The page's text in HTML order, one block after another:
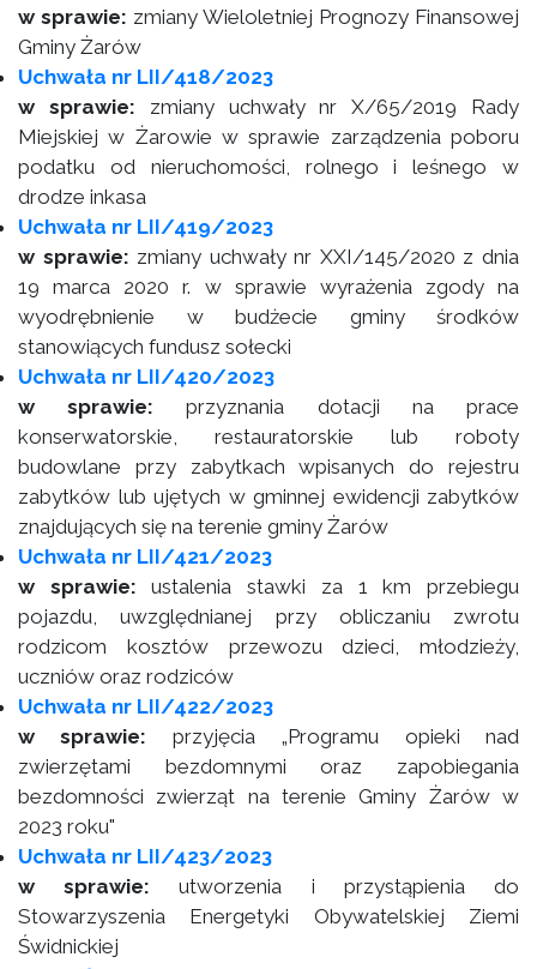
w sprawie: zmiany Wieloletniej Prognozy Finansowej
Gminy Żarów
Uchwała nr LII/418/2023
w sprawie: zmiany uchwały nr X/65/2019 Rady
Miejskiej w Żarowie w sprawie zarządzenia poboru
podatku od nieruchomości, rolnego i leśnego w
drodze inkasa
Uchwała nr LII/419/2023
w sprawie: zmiany uchwały nr XXI/145/2020 z dnia
19 marca 2020 r. w sprawie wyrażenia zgody na
wyodrębnienie w budżecie gminy środków
stanowiących fundusz sołecki
Uchwała nr LII/420/2023
w sprawie: przyznania dotacji na prace
konserwatorskie, restauratorskie lub roboty
budowlane przy zabytkach wpisanych do rejestru
zabytków lub ujętych w gminnej ewidencji zabytków
znajdujących się na terenie gminy Żarów
Uchwała nr LII/421/2023
w sprawie:ustalenia stawki za 1 km przebiegu
pojazdu, uwzględnianej przy obliczaniu zwrotu
rodzicom kosztów przewozu dzieci, młodzieży,
uczniów oraz rodziców
Uchwała nr LII/422/2023
w sprawie: przyjęcia „Programu opieki nad
zwierzętami bezdomnymi oraz zapobiegania
bezdomności zwierząt na terenie Gminy Żarów w
2023 roku"
Uchwała nr LII/423/2023
w sprawie: utworzenia i przystąpienia do
Stowarzyszenia Energetyki Obywatelskiej Ziemi
Świdnickiej